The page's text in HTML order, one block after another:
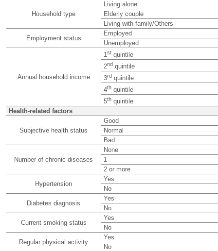
Household type
Living alone
Elderly couple
Living with family/Others
Employment status
Employed
Unemployed
Annual household income
1st quintile
2nd quintile
3rd quintile
4th quintile
5th quintile
Health-related factors
Subjective health status
Good
Normal
Bad
Number of chronic diseases
None
1
2 or more
Hypertension
Yes
No
Diabetes diagnosis
Yes
No
Current smoking status
Yes
No
Regular physical activity
Yes
No